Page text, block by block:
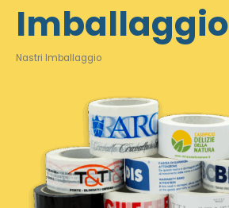
Imballaggio
Nastri Imballaggio